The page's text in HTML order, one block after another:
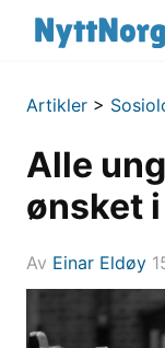
Artikler >
Alle
ønsket
Av Einar Eldøy